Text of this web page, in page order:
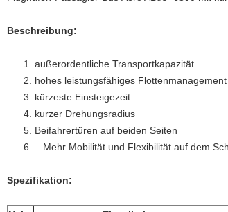
Beschreibung:
1. außerordentliche Transportkapazität
2. hohes leistungsfähiges Flottenmanagement
3. kürzeste Einsteigezeit
4. kurzer Drehungsradius
5. Beifahrertüren auf beiden Seiten
6. Mehr Mobilität und Flexibilität auf dem
Spezifikation: